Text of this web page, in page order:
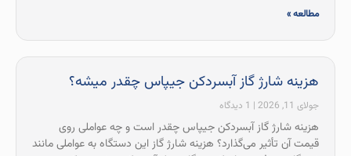
مطالعه »
هزینه شارژ گاز آبسردکن جیپاس چقدر میشه؟
جولای 11, 2026
هزینه شارژ گاز آبسردکن جیپاس چقدر است و چه عواملی روی
قیمت آن تأثیر می‌گذارد؟ هزینه شارژ گاز این دستگاه به عواملی مانند